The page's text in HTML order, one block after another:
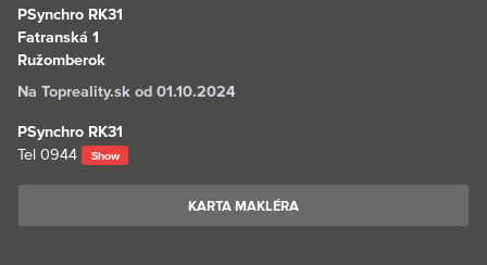
PSynchro RK31
Fatranská 1
Ružomberok
Na Topreality.sk od 01.10.2024
PSynchro RK31
Tel 0944 Show
KARTA MAKLÉRA